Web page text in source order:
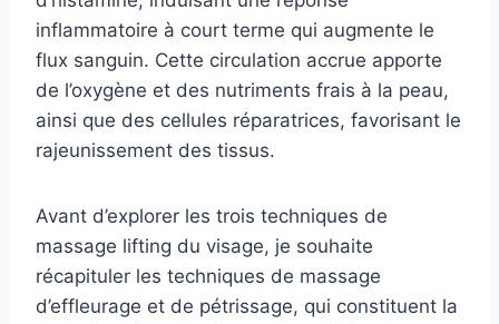
inflammatoire à court terme qui augmente le
flux sanguin. Cette circulation accrue apporte
de l’oxygène et des nutriments frais à la peau,
ainsi que des cellules réparatrices, favorisant le
rajeunissement des tissus.
Avant d’explorer les trois techniques de
massage lifting du visage, je souhaite
récapituler les techniques de massage
d’effleurage et de pétrissage, qui constituent la